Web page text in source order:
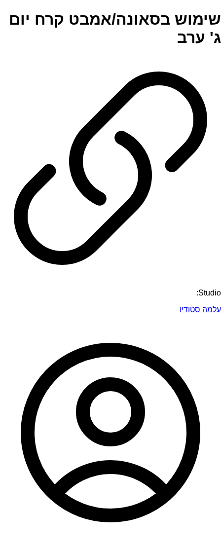
שימוש בסאונה/אמבט קרח יום
ג' ערב
Studio:
עלמה סטודיו